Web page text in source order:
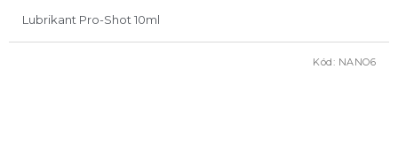
Lubrikant Pro-Shot 10ml
Kód: NANO6